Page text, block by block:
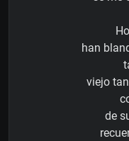
han
viejo
de